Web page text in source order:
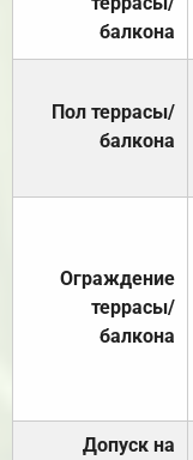
балкона
Пол террасы/
балкона
Ограждение
террасы/
балкона
Допуск на